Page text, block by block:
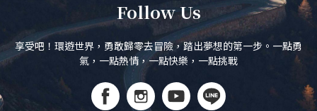
Follow Us
享受吧！環遊世界，勇敢歸零去冒險，踏出夢想的第一步。一點勇
氣，一點熱情，一點快樂，一點挑戰